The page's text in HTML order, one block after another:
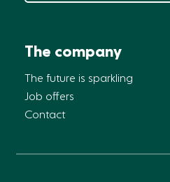
The company
The future is sparkling
Job offers
Contact